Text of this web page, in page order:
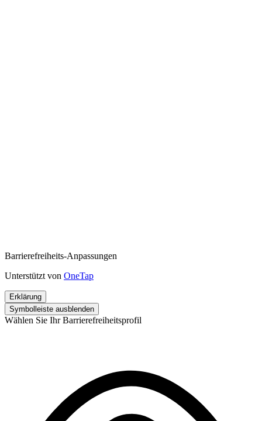
Barrierefreiheits-Anpassungen
Unterstützt von OneTap
Erklärung
Symbolleiste ausblenden
Wählen Sie Ihr Barrierefreiheitsprofil